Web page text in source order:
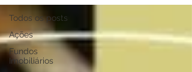
Todos os posts
Ações
Fundos
Imobiliários